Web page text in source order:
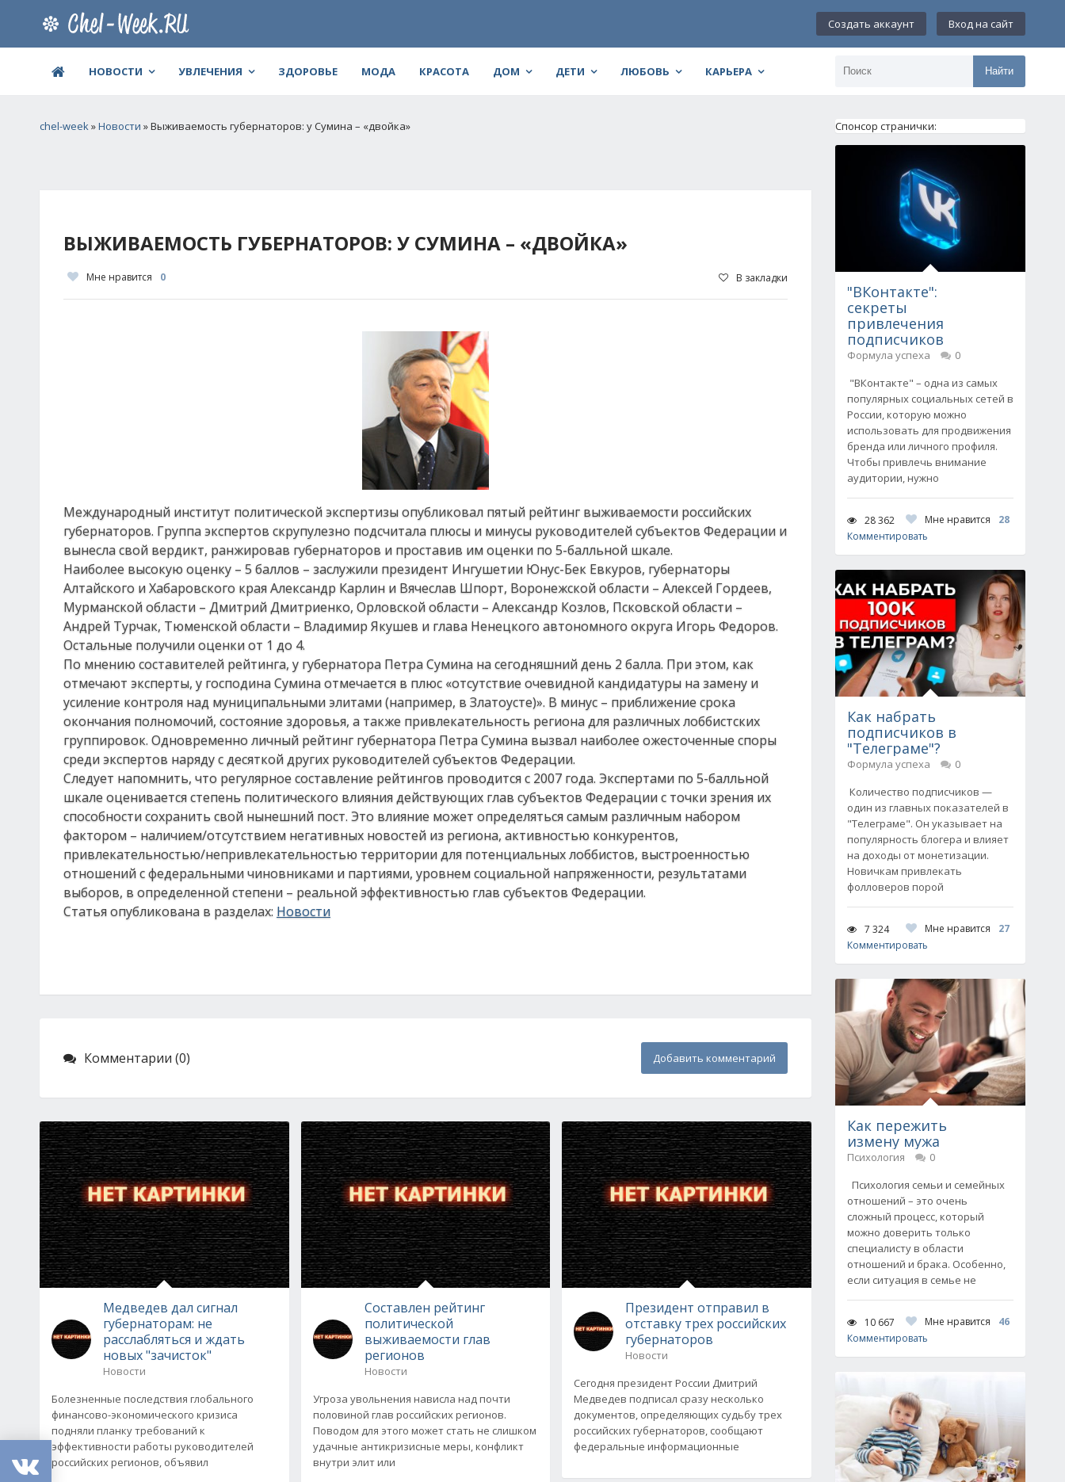
Создать аккаунт Вход на сайт
НОВОСТИ УВЛЕЧЕНИЯ ЗДОРОВЬЕ МОДА КРАСОТА ДОМ ДЕТИ ЛЮБОВЬ КАРЬЕРА Найти
chel-week»Новости » Выживаемость губернаторов: у Сумина – «двойка»
ВЫЖИВАЕМОСТЬ ГУБЕРНАТОРОВ: У СУМИНА – «ДВОЙКА»
Мне нравится 0 В закладки
Международный институт политической экспертизы опубликовал пятый рейтинг выживаемости российских
губернаторов. Группа экспертов скрупулезно подсчитала плюсы и минусы руководителей субъектов Федерации и
вынесла свой вердикт, ранжировав губернаторов и проставив им оценки по 5-балльной шкале.
Наиболее высокую оценку – 5 баллов – заслужили президент Ингушетии Юнус-Бек Евкуров, губернаторы
Алтайского и Хабаровского края Александр Карлин и Вячеслав Шпорт, Воронежской области – Алексей Гордеев,
Мурманской области – Дмитрий Дмитриенко, Орловской области – Александр Козлов, Псковской области –
Андрей Турчак, Тюменской области – Владимир Якушев и глава Ненецкого автономного округа Игорь Федоров.
Остальные получили оценки от 1 до 4.
По мнению составителей рейтинга, у губернатора Петра Сумина на сегодняшний день 2 балла. При этом, как
отмечают эксперты, у господина Сумина отмечается в плюс «отсутствие очевидной кандидатуры на замену и
усиление контроля над муниципальными элитами (например, в Златоусте)». В минус – приближение срока
окончания полномочий, состояние здоровья, а также привлекательность региона для различных лоббистских
группировок. Одновременно личный рейтинг губернатора Петра Сумина вызвал наиболее ожесточенные споры
среди экспертов наряду с десяткой других руководителей субъектов Федерации.
Следует напомнить, что регулярное составление рейтингов проводится с 2007 года. Экспертами по 5-балльной
шкале оценивается степень политического влияния действующих глав субъектов Федерации с точки зрения их
способности сохранить свой нынешний пост. Это влияние может определяться самым различным набором
фактором – наличием/отсутствием негативных новостей из региона, активностью конкурентов,
привлекательностью/непривлекательностью территории для потенциальных лоббистов, выстроенностью
отношений с федеральными чиновниками и партиями, уровнем социальной напряженности, результатами
выборов, в определенной степени – реальной эффективностью глав субъектов Федерации.
Статья опубликована в разделах: Новости
Комментарии (0) Добавить комментарий
Медведев дал сигнал
губернаторам: не
расслабляться и ждать
новых "зачисток"
Новости
Болезненные последствия глобального
финансово-экономического кризиса
подняли планку требований к
эффективности работы руководителей
российских регионов, объявил
Составлен рейтинг
политической
выживаемости глав
регионов
Новости
Угроза увольнения нависла над почти
половиной глав российских регионов.
Поводом для этого может стать не слишком
удачные антикризисные меры, конфликт
внутри элит или
Президент отправил в
отставку трех российских
губернаторов
Новости
Сегодня президент России Дмитрий
Медведев подписал сразу несколько
документов, определяющих судьбу трех
российских губернаторов, сообщают
федеральные информационные
Спонсор странички:
"ВКонтакте":
секреты
привлечения
подписчиков
Формула успеха
0
"ВКонтакте" – одна из самых
популярных социальных сетей в
России, которую можно
использовать для продвижения
бренда или личного профиля.
Чтобы привлечь внимание
аудитории, нужно
28 362 Мне нравится
28
Комментировать
Как набрать
подписчиков в
"Телеграме"?
Формула успеха
0
Количество подписчиков —
один из главных показателей в
"Телеграме". Он указывает на
популярность блогера и влияет
на доходы от монетизации.
Новичкам привлекать
фолловеров порой
7 324 Мне нравится
27
Комментировать
Как пережить
измену мужа
Психология
0
Психология семьи и семейных
отношений – это очень
сложный процесс, который
можно доверить только
специалисту в области
отношений и брака. Особенно,
если ситуация в семье не
10 667 Мне нравится
46
Комментировать